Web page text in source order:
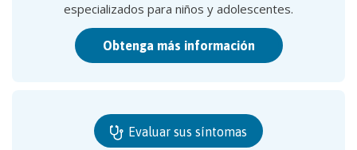
especializados para niños y adolescentes.
Obtenga más información
Evaluar sus síntomas